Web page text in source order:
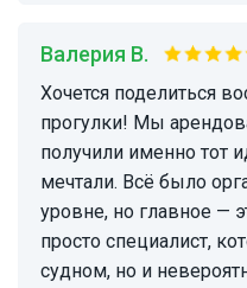
Валерия В.
Хочется поделиться восторгом от нашей
прогулки! Мы
получили именно тот
мечтали. Всё было
уровне, но главное —
просто специалист,
судном, но и